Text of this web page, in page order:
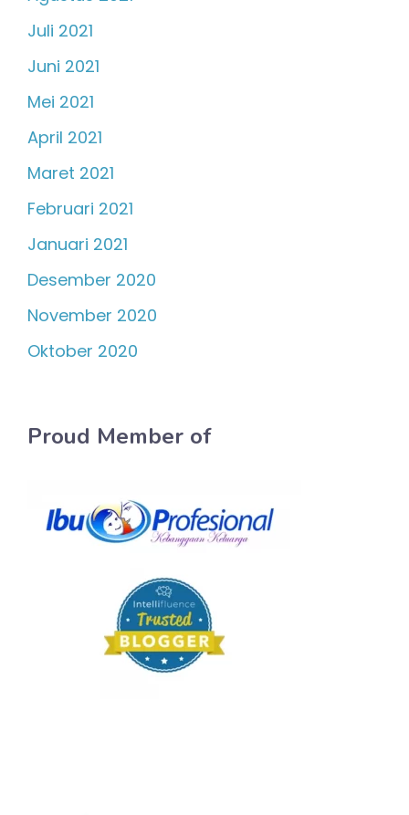
Juli 2021
Juni 2021
Mei 2021
April 2021
Maret 2021
Februari 2021
Januari 2021
Desember 2020
November 2020
Oktober 2020
Proud Member of